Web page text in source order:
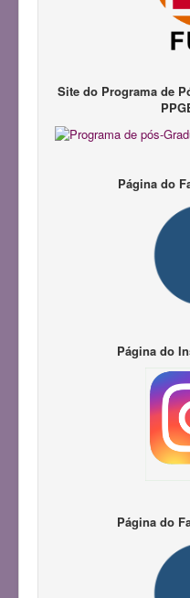
Produções Acadêmicas
Participação em
Pedagogias da Infância
III Congresso do GEALI
Site do Programa de
Página do
Página do
Página do